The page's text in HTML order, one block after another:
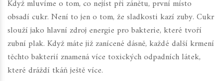
Když mluvíme o tom, co nejíst při zánětu, první místo
obsadí cukr. Není to jen o tom, že sladkosti kazí zuby. Cukr
slouží jako hlavní zdroj energie pro bakterie, které tvoří
zubní plak. Když máte již zanícené dásně, každé další krmení
těchto bakterií znamená více toxických odpadních látek,
které dráždí tkáň ještě více.